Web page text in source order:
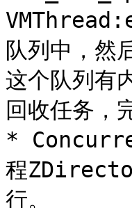
队列中，然
这个队列有
回收任务，
*
程
行。